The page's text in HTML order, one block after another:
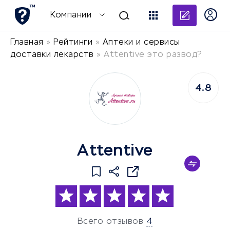
Компании
Главная » Рейтинги » Аптеки и сервисы
доставки лекарств » Attentive это развод?
Attentive
Всего отзывов 4
4.8